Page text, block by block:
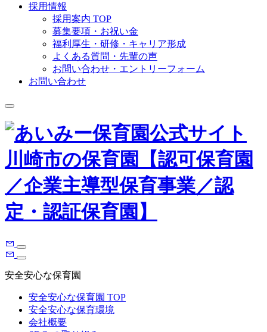
採用情報
採用案内 TOP
募集要項・お祝い金
福利厚生・研修・キャリア形成
よくある質問・先輩の声
お問い合わせ・エントリーフォーム
お問い合わせ
安全安心な保育園
安全安心な保育園 TOP
安全安心な保育環境
会社概要